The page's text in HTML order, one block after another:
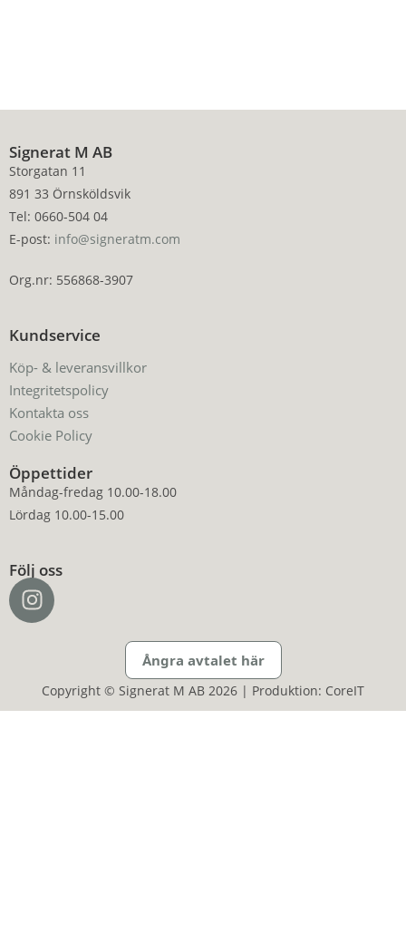
Signerat M AB
Storgatan 11
891 33 Örnsköldsvik
Tel: 0660-504 04
E-post: info@signeratm.com
Org.nr: 556868-3907
Kundservice
Köp- & leveransvillkor
Integritetspolicy
Kontakta oss
Cookie Policy
Öppettider
Måndag-fredag 10.00-18.00
Lördag 10.00-15.00
Följ oss
Ångra avtalet här
Copyright © Signerat M AB 2026 | Produktion: CoreIT